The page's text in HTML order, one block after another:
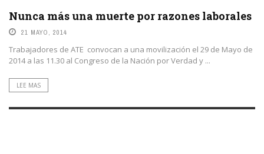
Nunca más una muerte por razones laborales
21 MAYO, 2014
Trabajadores de ATE convocan a una movilización el 29 de Mayo de
2014 a las 11.30 al Congreso de la Nación por Verdad y ...
LEE MAS